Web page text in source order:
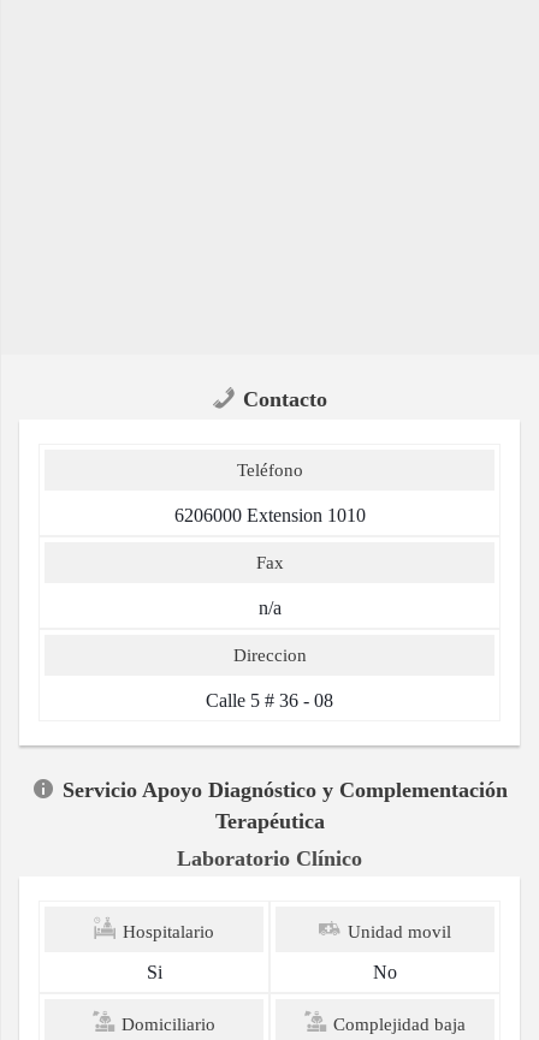
Contacto
Teléfono
6206000 Extension 1010
Fax
n/a
Direccion
Calle 5 # 36 - 08
Servicio Apoyo Diagnóstico y Complementación
Terapéutica
Laboratorio Clínico
Hospitalario
Si
Unidad movil
No
Domiciliario
Complejidad baja